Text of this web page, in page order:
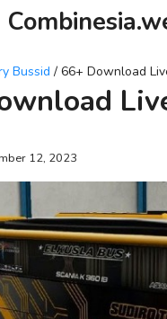
Bussid / 66+ Download
12, 2023